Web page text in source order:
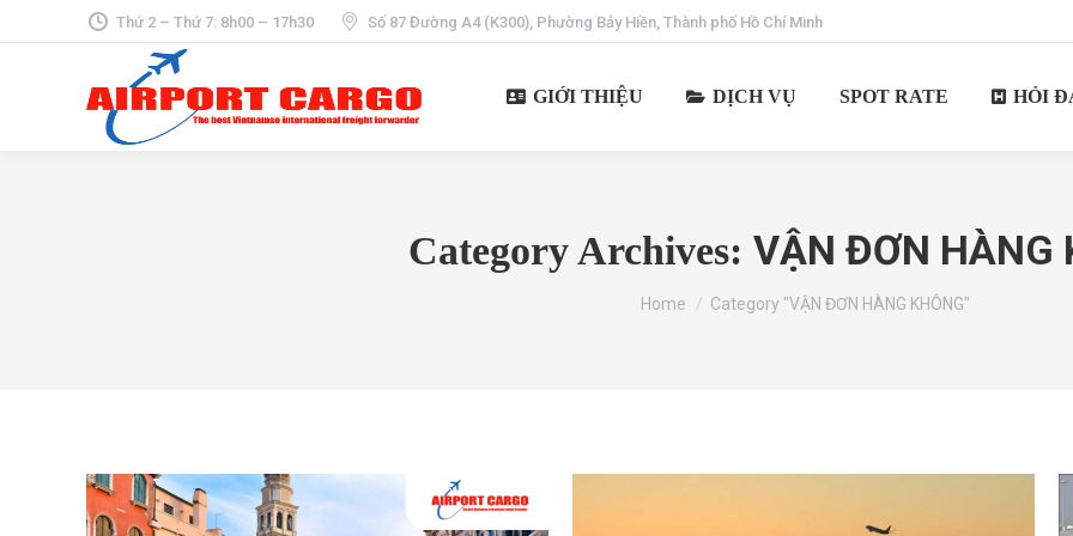
Thứ 2 – Thứ 7: 8h00 – 17h30 Số 87 Đường A4 (K300), Phường Bảy Hiền, Thành phố Hồ Chí Minh
GIỚI THIỆU DỊCH VỤ SPOT RATE HỎI
Category Archives: VẬN ĐƠN HÀNG
You are here:
Home Category "VẬN ĐƠN HÀNG KHÔNG"